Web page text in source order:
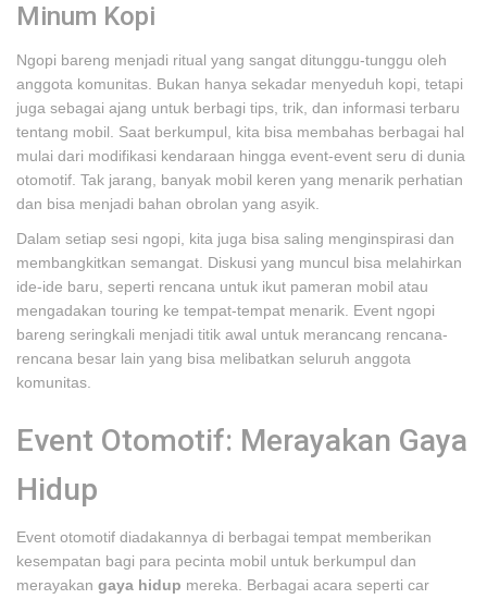
Minum Kopi
Ngopi bareng menjadi ritual yang sangat ditunggu-tunggu oleh
anggota komunitas. Bukan hanya sekadar menyeduh kopi, tetapi
juga sebagai ajang untuk berbagi tips, trik, dan informasi terbaru
tentang mobil. Saat berkumpul, kita bisa membahas berbagai hal
mulai dari modifikasi kendaraan hingga event-event seru di dunia
otomotif. Tak jarang, banyak mobil keren yang menarik perhatian
dan bisa menjadi bahan obrolan yang asyik.
Dalam setiap sesi ngopi, kita juga bisa saling menginspirasi dan
membangkitkan semangat. Diskusi yang muncul bisa melahirkan
ide-ide baru, seperti rencana untuk ikut pameran mobil atau
mengadakan touring ke tempat-tempat menarik. Event ngopi
bareng seringkali menjadi titik awal untuk merancang rencana-
rencana besar lain yang bisa melibatkan seluruh anggota
komunitas.
Event Otomotif: Merayakan Gaya
Hidup
Event otomotif diadakannya di berbagai tempat memberikan
kesempatan bagi para pecinta mobil untuk berkumpul dan
merayakan gaya hidup mereka. Berbagai acara seperti car